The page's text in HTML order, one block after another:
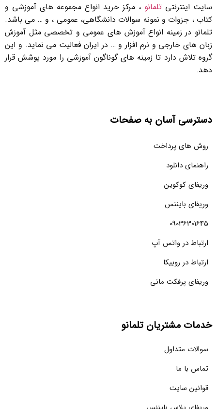
سایت اینترنتی تلمانو ، مرکز خرید انواع مجموعه های آموزشی و
کتاب ، جزوات و نمونه سوالات دانشگاهی، عمومی ، و … می باشد.
تلمانو در زمینه انواع آموزش های عمومی و تخصصی مثل آموزش
زبان های خارجی و نرم افزار و … در ایران فعالیت می نماید. و این
گروه تلاش دارد تا زمینه های گوناگون آموزشی را مورد پوشش قرار
دهد.
دسترسی آسان به صفحات
روش های پرداخت
راهنمای دانلود
وریفای کوکوین
وریفای بایننس
09036301645
ارتباط در واتس آپ
ارتباط در روبیکا
وریفای پرفکت مانی
خدمات مشتریان تلمانو
سوالات متداول
تماس با ما
قوانین سایت